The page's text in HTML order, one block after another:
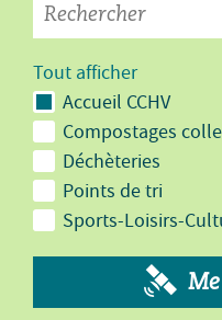
Tout afficher
Accueil CCHV
Compostages
Déchèteries
Points de tri
Sports-Loisirs-